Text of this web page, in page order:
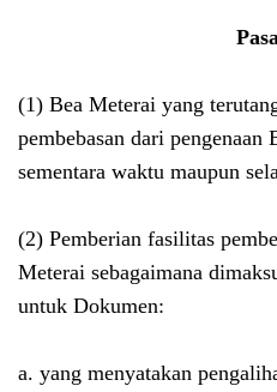
(1) Bea Meterai yang
pembebasan dari
sementara waktu maupun
(2) Pemberian fasilitas
Meterai sebagaimana
untuk Dokumen:
a. yang menyatakan